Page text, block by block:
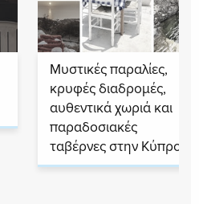
Μυστικές παραλίες,
κρυφές διαδρομές,
αυθεντικά χωριά και
παραδοσιακές
ταβέρνες στην Κύπρο